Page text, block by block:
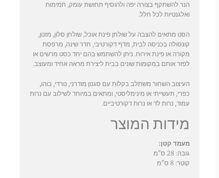
הנר להשתקף בצורה יפה ולהוסיף תחושת עומק, חמימות
ואלגנטיות לכל חלל.
הסט מתאים להצבה על שולחן פינת אוכל, שולחן סלון, מזנון,
קונסולה בכניסה לבית, מדף דקורטיבי, חדר שינה, מרפסת
מקורה או פינת אירוח. ניתן להשתמש בהם יחד כסט מרשים או
לפזר אותם במקומות שונים בבית ליצירת מראה אחיד ומעוצב.
העיצוב השחור משתלב בקלות עם סגנון מודרני, נורדי, בוהו,
כפרי, תעשייתי או מינימליסטי, ומתאים במיוחד לשילוב עם נרות
עמוד, נרות לד או נרות דקורטיביים.
מידות המוצר
מעמד קטן:
גובה: 28 ס"מ
קוטר: 8 ס"מ